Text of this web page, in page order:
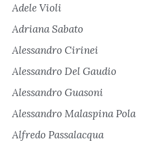
Adele Violi
Adriana Sabato
Alessandro Cirinei
Alessandro Del Gaudio
Alessandro Guasoni
Alessandro Malaspina Pola
Alfredo Passalacqua